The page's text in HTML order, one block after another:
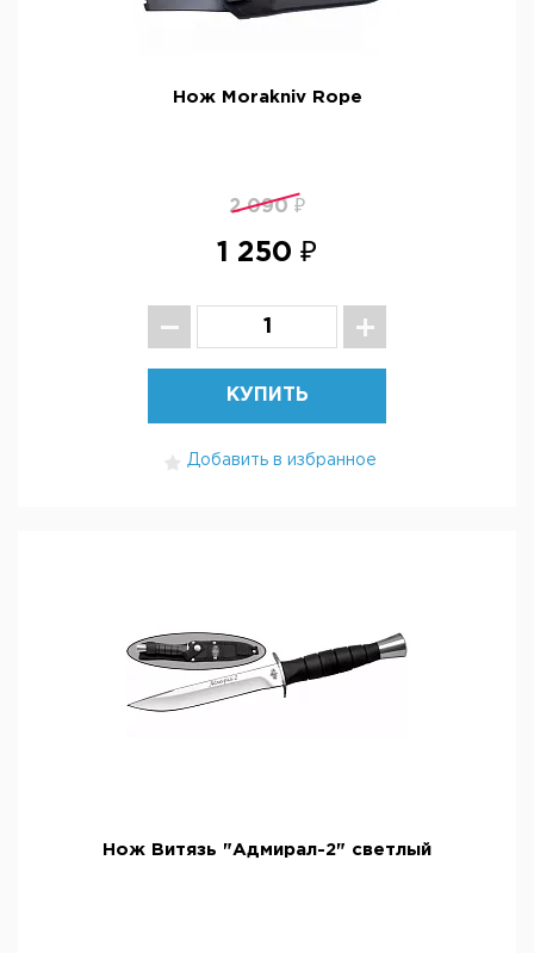
Нож Morakniv Rope
2 090 ₽
1 250 ₽
КУПИТЬ
Добавить в избранное
Нож Витязь "Адмирал-2" светлый